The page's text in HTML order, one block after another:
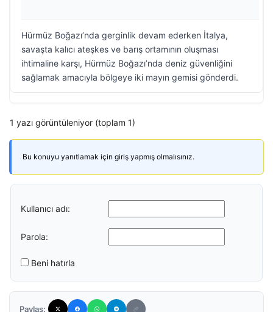
Hürmüz Boğazı’nda gerginlik devam ederken İtalya,
savaşta kalıcı ateşkes ve barış ortamının oluşması
ihtimaline karşı, Hürmüz Boğazı’nda deniz güvenliğini
sağlamak amacıyla bölgeye iki mayın gemisi gönderdi.
1 yazı görüntüleniyor (toplam 1)
Bu konuyu yanıtlamak için giriş yapmış olmalısınız.
Kullanıcı adı:
Parola:
Beni hatırla
Paylaş: